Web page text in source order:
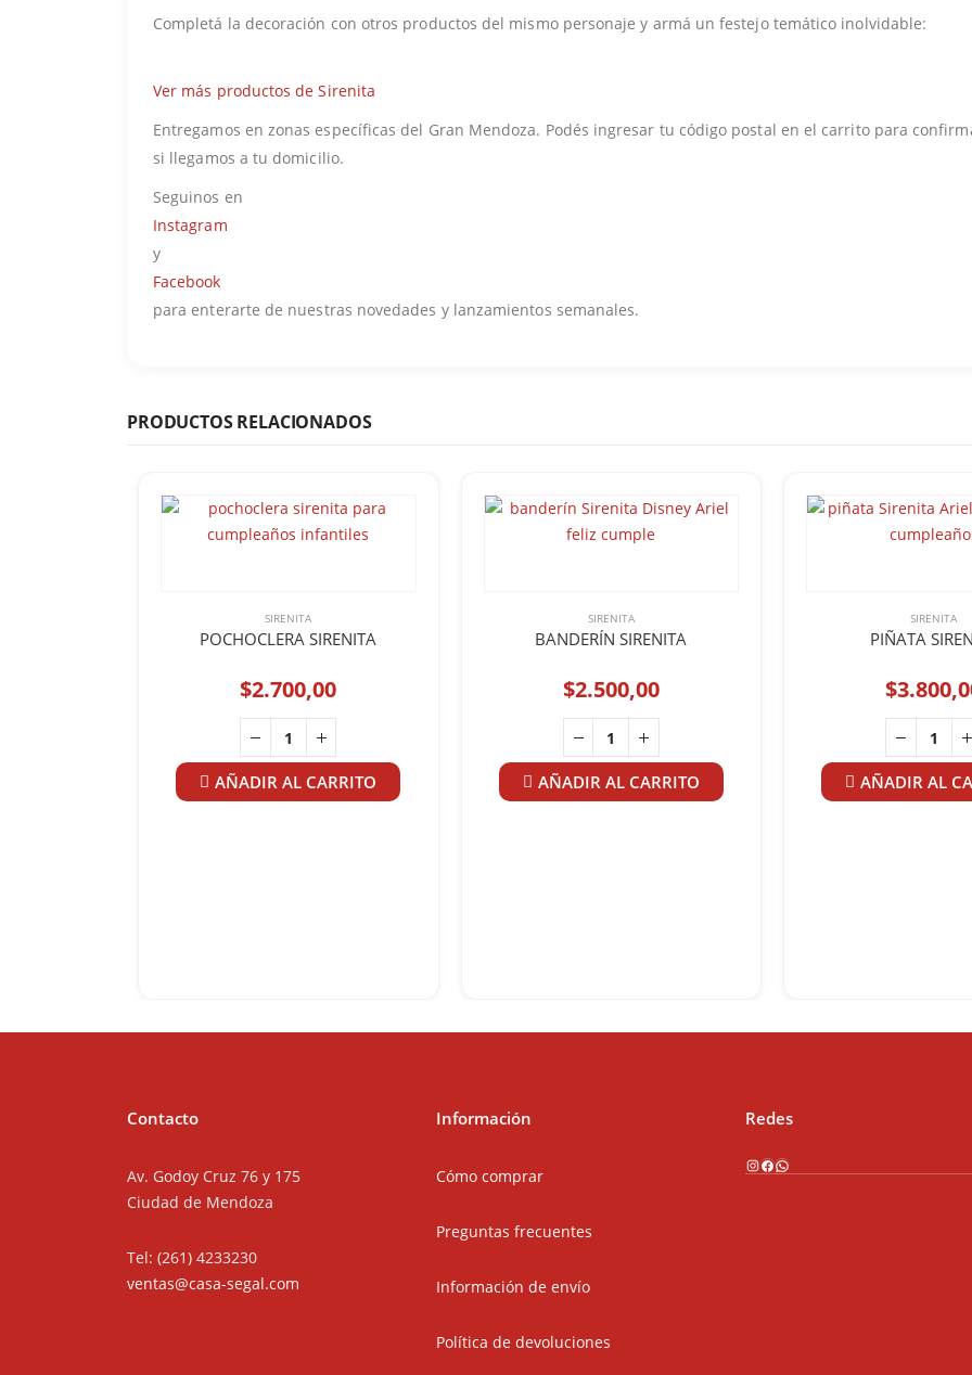
Completá la decoración con otros productos del mismo personaje y armá un festejo temático inolvidable:
Ver más productos de Sirenita
Entregamos en zonas específicas del Gran Mendoza. Podés ingresar tu código postal en el carrito para
si llegamos a tu domicilio.
Seguinos en
Instagram
y
Facebook
para enterarte de nuestras novedades y lanzamientos semanales.
PRODUCTOS RELACIONADOS
SIRENITA
POCHOCLERA SIRENITA
$2.700,00
AÑADIR AL CARRITO
SIRENITA
BANDERÍN SIRENITA
$2.500,00
AÑADIR AL CARRITO
SIRENITA
PIÑATA
$
AÑADIR AL
Contacto
Av. Godoy Cruz 76 y 175
Ciudad de Mendoza
Tel: (261) 4233230
ventas@casa-segal.com
Información
Cómo comprar
Preguntas frecuentes
Información de envío
Política de devoluciones
Redes
Instagram
Facebook
WhatsApp